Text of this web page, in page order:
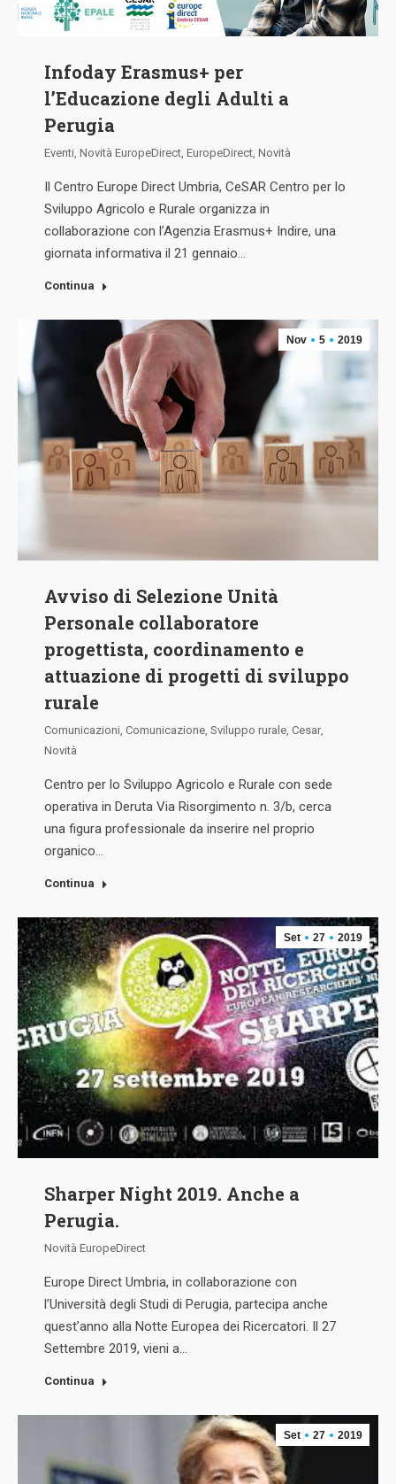
Infoday Erasmus+ per
l’Educazione degli Adulti a
Perugia
Eventi, Novità EuropeDirect, EuropeDirect, Novità
Il Centro Europe Direct Umbria, CeSAR Centro per lo
Sviluppo Agricolo e Rurale organizza in
collaborazione con l’Agenzia Erasmus+ Indire, una
giornata informativa il 21 gennaio…
Continua
Nov 5 2019
Avviso di Selezione Unità
Personale collaboratore
progettista, coordinamento e
attuazione di progetti di sviluppo
rurale
Comunicazioni, Comunicazione, Sviluppo rurale, Cesar,
Novità
Centro per lo Sviluppo Agricolo e Rurale con sede
operativa in Deruta Via Risorgimento n. 3/b, cerca
una figura professionale da inserire nel proprio
organico…
Continua
Set 27 2019
Sharper Night 2019. Anche a
Perugia.
Novità EuropeDirect
Europe Direct Umbria, in collaborazione con
l’Università degli Studi di Perugia, partecipa anche
quest’anno alla Notte Europea dei Ricercatori. Il 27
Settembre 2019, vieni a…
Continua
Set 27 2019